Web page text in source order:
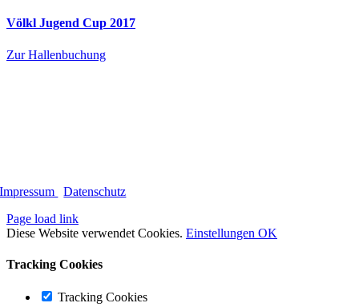
Völkl Jugend Cup 2017
Zur Hallenbuchung
Impressum
Datenschutz
Page load link
Diese Website verwendet Cookies. Einstellungen OK
Tracking Cookies
Tracking Cookies